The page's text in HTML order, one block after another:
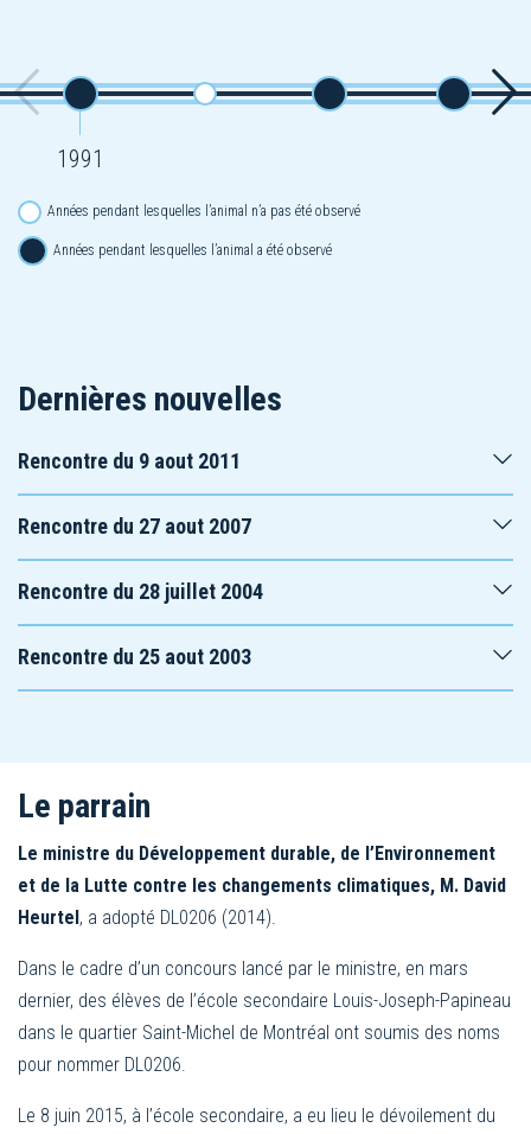
1991
Années pendant lesquelles l’animal n’a pas été observé
Années pendant lesquelles l’animal a été observé
Dernières nouvelles
Rencontre du 9 aout 2011
Rencontre du 27 aout 2007
Rencontre du 28 juillet 2004
Rencontre du 25 aout 2003
Le parrain
Le ministre du Développement durable, de l’Environnement
et de la Lutte contre les changements climatiques, M. David
Heurtel, a adopté DL0206 (2014).
Dans le cadre d’un concours lancé par le ministre, en mars
dernier, des élèves de l’école secondaire Louis-Joseph-Papineau
dans le quartier Saint-Michel de Montréal ont soumis des noms
pour nommer DL0206.
Le 8 juin 2015, à l’école secondaire, a eu lieu le dévoilement du